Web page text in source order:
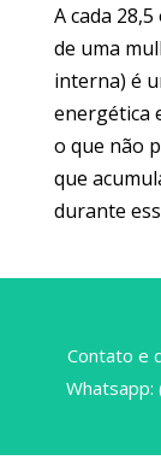
A cada
de uma
interna) é
energética
o que não
que
durante
Contato e